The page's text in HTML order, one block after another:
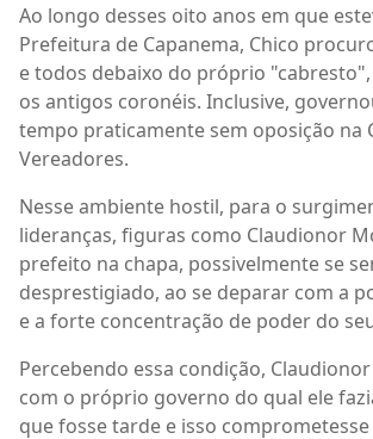
Ao longo desses oito anos em que
Prefeitura de Capanema, Chico
e todos debaixo do próprio
os antigos coronéis. Inclusive,
tempo praticamente sem oposição na
Vereadores.
Nesse ambiente hostil, para o
lideranças, figuras como Claudionor
prefeito na chapa, possivelmente se
desprestigiado, ao se deparar com a
e a forte concentração de poder do
Percebendo essa condição,
com o próprio governo do qual ele
que fosse tarde e isso